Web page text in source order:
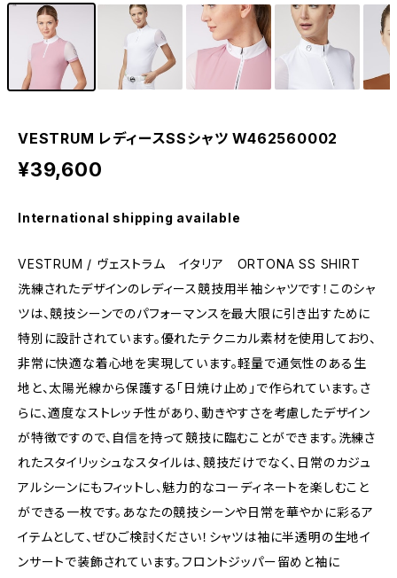
VESTRUM レディースSSシャツ W462560002
¥39,600
International shipping available
VESTRUM / ヴェストラム イタリア ORTONA SS SHIRT
洗練されたデザインのレディース競技用半袖シャツです！このシャ
ツは、競技シーンでのパフォーマンスを最大限に引き出すために
特別に設計されています。優れたテクニカル素材を使用しており、
非常に快適な着心地を実現しています。軽量で通気性のある生
地と、太陽光線から保護する「日焼け止め」で作られています。さ
らに、適度なストレッチ性があり、動きやすさを考慮したデザイン
が特徴ですので、自信を持って競技に臨むことができます。洗練さ
れたスタイリッシュなスタイルは、競技だけでなく、日常のカジュ
アルシーンにもフィットし、魅力的なコーディネートを楽しむこと
ができる一枚です。あなたの競技シーンや日常を華やかに彩るア
イテムとして、ぜひご検討ください！シャツは袖に半透明の生地イ
ンサートで装飾されています。フロントジッパー留めと袖に